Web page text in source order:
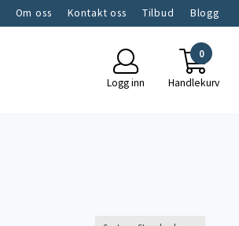
Om oss Kontakt oss Tilbud Blogg
Logg inn
0
Handlekurv